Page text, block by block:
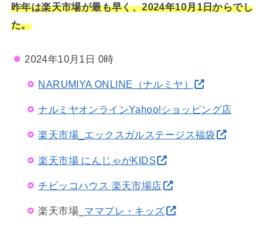
昨年は楽天市場が最も早く、2024年10月1日からでし
た。
2024年10月1日 0時
NARUMIYA ONLINE（ナルミヤ）
ナルミヤオンラインYahoo!ショッピング店
楽天市場_エックスガルステージス福袋
楽天市場 にんじゃがKIDS
チビッコハウス 楽天市場店
楽天市場_ ママプレ・キッズ